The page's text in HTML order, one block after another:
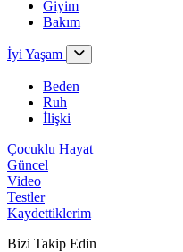
Giyim
Bakım
İyi Yaşam
Beden
Ruh
İlişki
Çocuklu Hayat
Güncel
Video
Testler
Kaydettiklerim
Bizi Takip Edin